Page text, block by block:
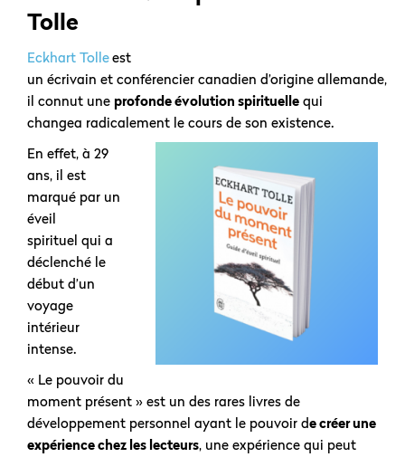
Tolle
Eckhart Tolleest
un écrivain et conférencier canadien d’origine allemande,
il connut une profonde évolution spirituelle qui
changea radicalement le cours de son existence.
En effet, à 29
ans, il est
marqué par un
éveil
spirituel qui a
déclenché le
début d’un
voyage
intérieur
intense.
« Le pouvoir du
moment présent » est un des rares livres de
développement personnel ayant le pouvoir de créer une
expérience chez les lecteurs, une expérience qui peut